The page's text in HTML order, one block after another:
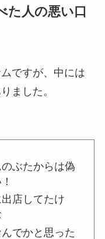
た人の悪い口
ですが、中には
ました。
ぶたからは偽
店してたけ
でかと思った